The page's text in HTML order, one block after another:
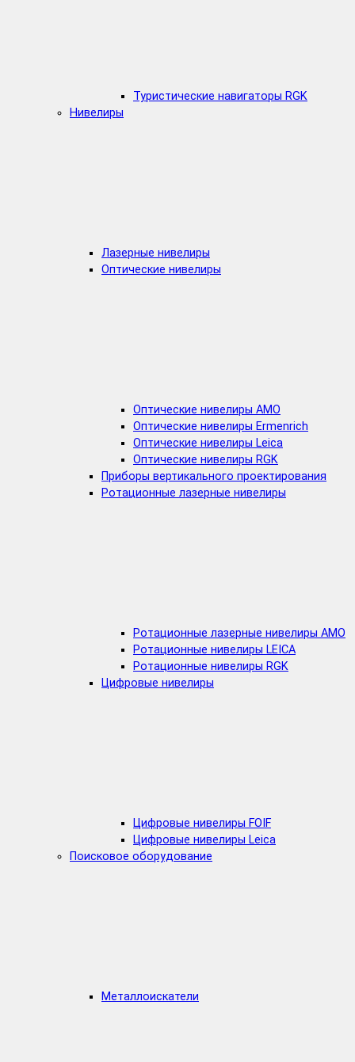
Туристические навигаторы RGK
Нивелиры
Лазерные нивелиры
Оптические нивелиры
Оптические нивелиры AMO
Оптические нивелиры Ermenrich
Оптические нивелиры Leica
Оптические нивелиры RGK
Приборы вертикального проектирования
Ротационные лазерные нивелиры
Ротационные лазерные нивелиры AMO
Ротационные нивелиры LEICA
Ротационные нивелиры RGK
Цифровые нивелиры
Цифровые нивелиры FOIF
Цифровые нивелиры Leica
Поисковое оборудование
Металлоискатели